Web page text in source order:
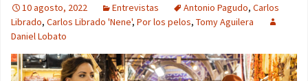
10 agosto, 2022 Entrevistas Antonio Pagudo, Carlos
Librado, Carlos Librado 'Nene', Por los pelos, Tomy Aguilera
Daniel Lobato